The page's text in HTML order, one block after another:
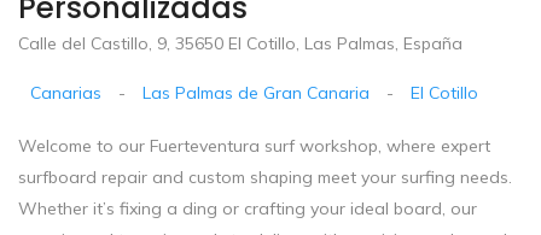
Calle del Castillo, 9, 35650 El Cotillo, Las Palmas, España
Canarias - Las Palmas de Gran Canaria - El Cotillo
Welcome to our Fuerteventura surf workshop, where expert
surfboard repair and custom shaping meet your surfing needs.
Whether it’s fixing a ding or crafting your ideal board, our